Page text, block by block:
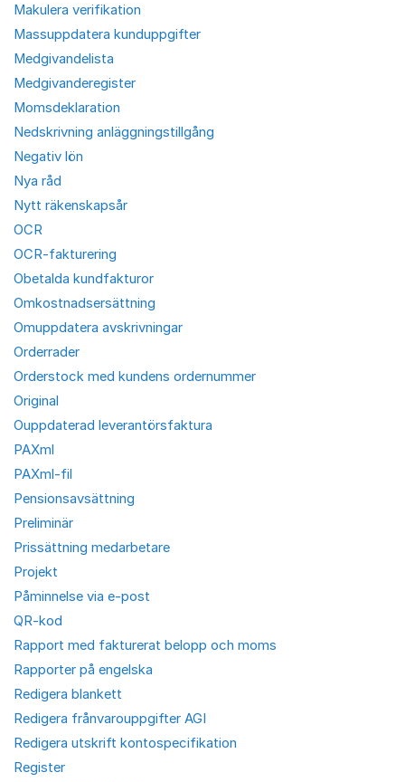
Makulera verifikation
Massuppdatera kunduppgifter
Medgivandelista
Medgivanderegister
Momsdeklaration
Nedskrivning anläggningstillgång
Negativ lön
Nya råd
Nytt räkenskapsår
OCR
OCR-fakturering
Obetalda kundfakturor
Omkostnadsersättning
Omuppdatera avskrivningar
Orderrader
Orderstock med kundens ordernummer
Original
Ouppdaterad leverantörsfaktura
PAXml
PAXml-fil
Pensionsavsättning
Preliminär
Prissättning medarbetare
Projekt
Påminnelse via e-post
QR-kod
Rapport med fakturerat belopp och moms
Rapporter på engelska
Redigera blankett
Redigera frånvarouppgifter AGI
Redigera utskrift kontospecifikation
Register